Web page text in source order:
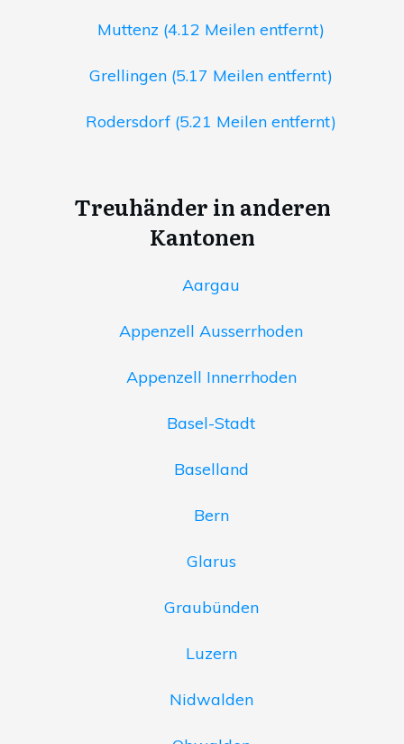
Muttenz (4.12 Meilen entfernt)
Grellingen (5.17 Meilen entfernt)
Rodersdorf (5.21 Meilen entfernt)
Treuhänder in anderen
Kantonen
Aargau
Appenzell Ausserrhoden
Appenzell Innerrhoden
Basel-Stadt
Baselland
Bern
Glarus
Graubünden
Luzern
Nidwalden